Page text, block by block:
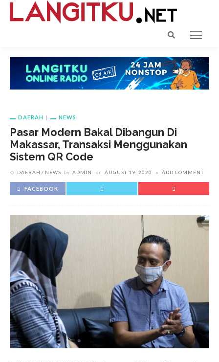
DAERAH NEWS
Pasar Modern Bakal Dibangun Di
Makassar, Transaksi Menggunakan
Sistem QR Code
DAERAH NEWS by ADMIN on AUGUST 19, 2020 ADD COMMENT
FACEBOOK